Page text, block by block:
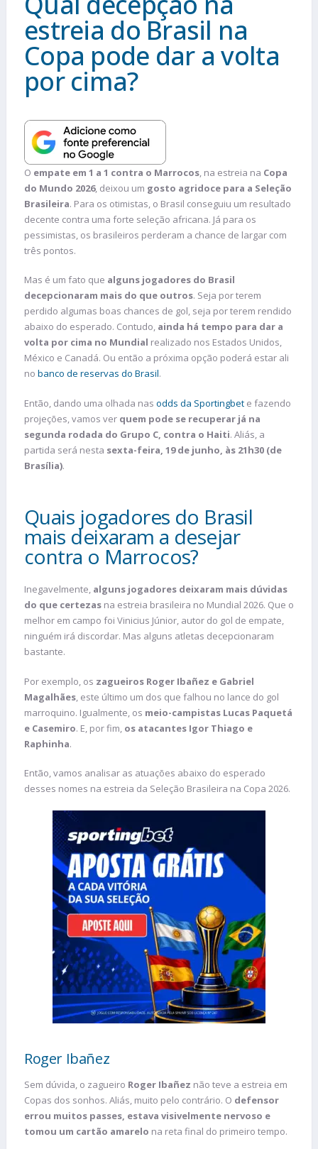
estreia do Brasil na
Copa pode dar a volta
por cima?
O empate em 1 a 1 contra o Marrocos, na estreia na Copa
do Mundo 2026, deixou um gosto agridoce para a Seleção
Brasileira. Para os otimistas, o Brasil conseguiu um resultado
decente contra uma forte seleção africana. Já para os
pessimistas, os brasileiros perderam a chance de largar com
três pontos.
Mas é um fato que alguns jogadores do Brasil
decepcionaram mais do que outros. Seja por terem
perdido algumas boas chances de gol, seja por terem rendido
abaixo do esperado. Contudo, ainda há tempo para dar a
volta por cima no Mundial realizado nos Estados Unidos,
México e Canadá. Ou então a próxima opção poderá estar ali
no banco de reservas do Brasil.
Então, dando uma olhada nas odds da Sportingbet e fazendo
projeções, vamos ver quem pode se recuperar já na
segunda rodada do Grupo C, contra o Haiti. Aliás, a
partida será nesta sexta-feira, 19 de junho, às 21h30 (de
Brasília).
Quais jogadores do Brasil
mais deixaram a desejar
contra o Marrocos?
Inegavelmente, alguns jogadores deixaram mais dúvidas
do que certezas na estreia brasileira no Mundial 2026. Que o
melhor em campo foi Vinicius Júnior, autor do gol de empate,
ninguém irá discordar. Mas alguns atletas decepcionaram
bastante.
Por exemplo, os zagueiros Roger Ibañez e Gabriel
Magalhães, este último um dos que falhou no lance do gol
marroquino. Igualmente, os meio-campistas Lucas Paquetá
e Casemiro. E, por fim, os atacantes Igor Thiago e
Raphinha.
Então, vamos analisar as atuações abaixo do esperado
desses nomes na estreia da Seleção Brasileira na Copa 2026.
Roger Ibañez
Sem dúvida, o zagueiro Roger Ibañez não teve a estreia em
Copas dos sonhos. Aliás, muito pelo contrário. O defensor
errou muitos passes, estava visivelmente nervoso e
tomou um cartão amarelo na reta final do primeiro tempo.